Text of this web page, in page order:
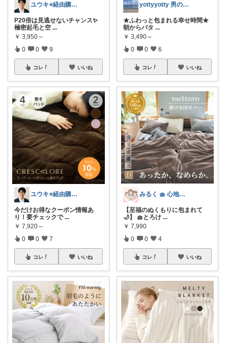
ユウキ⭐️経由購入感謝です！
P20倍は見逃せないチャンス✨
極密起毛と空 ...
￥ 3,950～
0 0 9
コレ いいね
ユウキ⭐️経由購入感謝です！
今だけお得なクーポン情報あ
り！要チェックで ...
￥ 7,920～
0 0 7
コレ いいね
yottyyotty 男の子ママの暮らし
★ふわっと包まれる幸せ時間★
朝からバタ ...
￥ 3,490～
0 0 6
コレ いいね
みるく 🧺 心地よい、上質な暮らしを
【至福のぬくもりに包まれて
🌙】 🧺とろけ ...
￥ 7,990
0 0 4
コレ いいね